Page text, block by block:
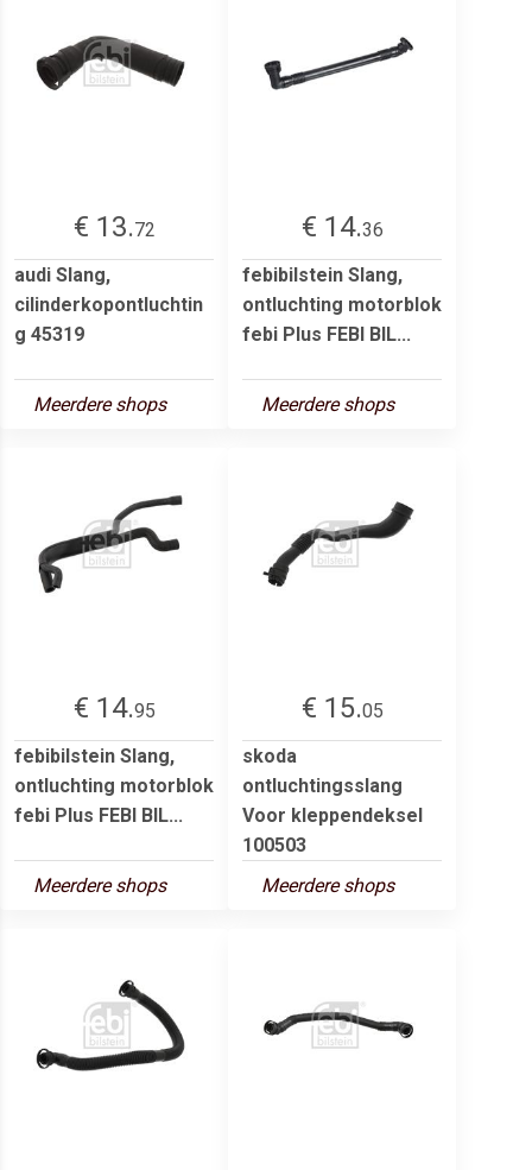
€ 13.72
audi Slang,
cilinderkopontluchtin
g 45319
Meerdere shops
€ 14.36
febibilstein Slang,
ontluchting motorblok
febi Plus FEBI BIL...
Meerdere shops
€ 14.95
febibilstein Slang,
ontluchting motorblok
febi Plus FEBI BIL...
Meerdere shops
€ 15.05
skoda
ontluchtingsslang
Voor kleppendeksel
100503
Meerdere shops